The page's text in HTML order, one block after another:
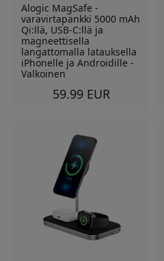
Alogic MagSafe -
varavirtapankki 5000 mAh
Qi:llä, USB-C:llä ja
magneettisella
langattomalla latauksella
iPhonelle ja Androidille -
Valkoinen
59.99 EUR